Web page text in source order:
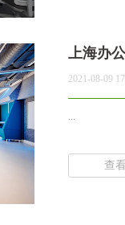
上海办
2021-08-09
...
查